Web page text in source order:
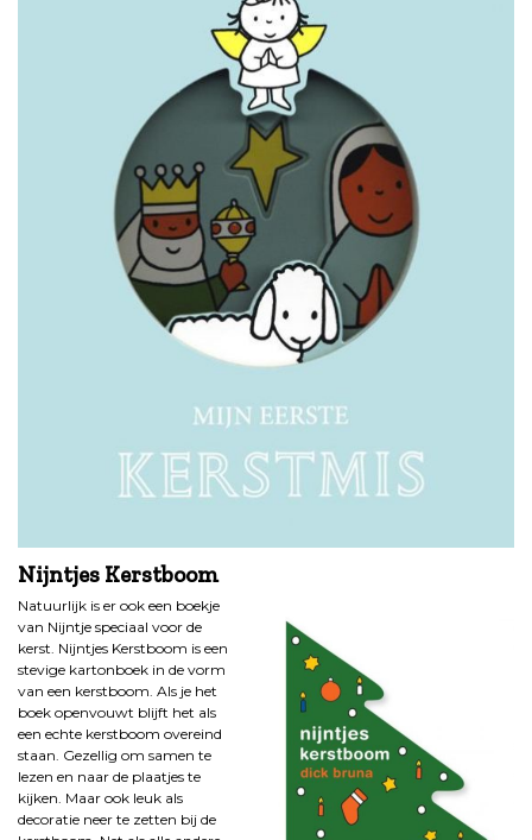
Nijntjes Kerstboom
Natuurlijk is er ook een boekje
van Nijntje speciaal voor de
kerst. Nijntjes Kerstboom is een
stevige kartonboek in de vorm
van een kerstboom. Als je het
boek openvouwt blijft het als
een echte kerstboom overeind
staan. Gezellig om samen te
lezen en naar de plaatjes te
kijken. Maar ook leuk als
decoratie neer te zetten bij de